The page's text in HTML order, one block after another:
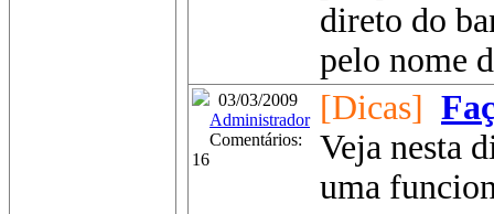
direto do
pelo nome
03/03/2009
Administrador
Comentários:
16
[Dicas]
Veja nesta
uma